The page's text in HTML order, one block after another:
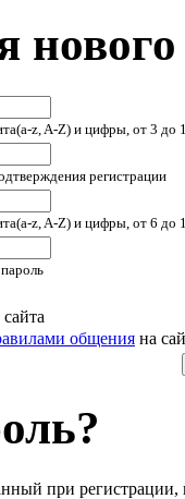
z, A-Z) и цифры, от 3 до
регистрации
z, A-Z) и цифры, от 6 до
общения на
при